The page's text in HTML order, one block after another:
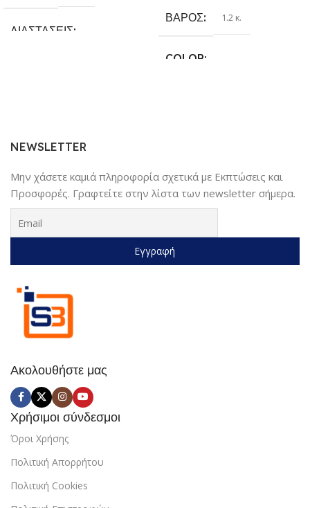
ΔΙΑΣΤΆΣΕΙΣ
Sundaymot
ΒΆΡΟΣ 1.2 κ.
COLOR
Ακολουθήστε μας
Χρήσιμοι σύνδεσμοι
Όροι Χρήσης
Πολιτική Απορρήτου
Πολιτική Cookies
NEWSLETTER
Μην χάσετε καμιά πληροφορία σχετικά με Εκπτώσεις και
Προσφορές. Γραφτείτε στην λίστα των newsletter σήμερα.